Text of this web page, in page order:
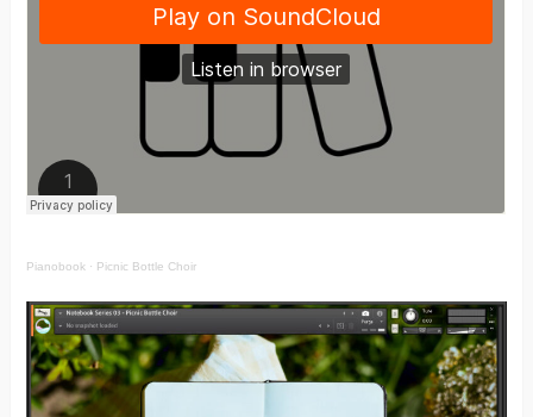
Pianobook · Picnic Bottle Choir